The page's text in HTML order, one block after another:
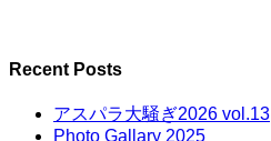
Recent Posts
アスパラ大騒ぎ2026 vol.13
Photo Gallary 2025